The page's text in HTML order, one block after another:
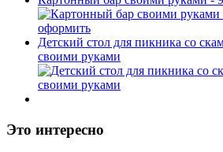
Детский стол для пикника со
своими руками
Это интересно